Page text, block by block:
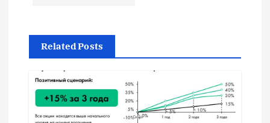
г
а
ц
Related Posts